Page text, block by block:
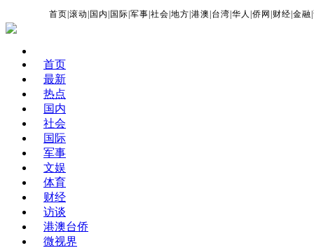
首页 |滚动 国内 国际 |军事 |社会 |地方 |港澳 台湾 |华人 |侨网 财经 |金融 |
首页
最新
热点
国内
社会
国际
军事
文娱
体育
财经
访谈
港澳台侨
微视界